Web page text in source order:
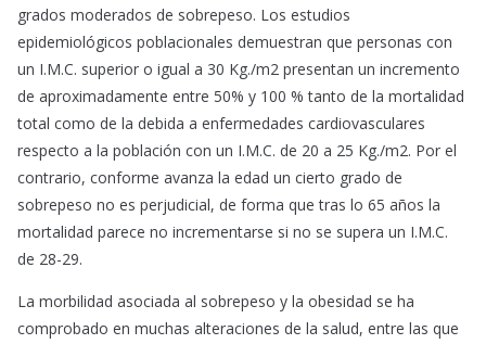
grados moderados de sobrepeso. Los estudios
epidemiológicos poblacionales demuestran que personas con
un I.M.C. superior o igual a 30 Kg./m2 presentan un incremento
de aproximadamente entre 50% y 100 % tanto de la mortalidad
total como de la debida a enfermedades cardiovasculares
respecto a la población con un I.M.C. de 20 a 25 Kg./m2. Por el
contrario, conforme avanza la edad un cierto grado de
sobrepeso no es perjudicial, de forma que tras lo 65 años la
mortalidad parece no incrementarse si no se supera un I.M.C.
de 28-29.
La morbilidad asociada al sobrepeso y la obesidad se ha
comprobado en muchas alteraciones de la salud, entre las que